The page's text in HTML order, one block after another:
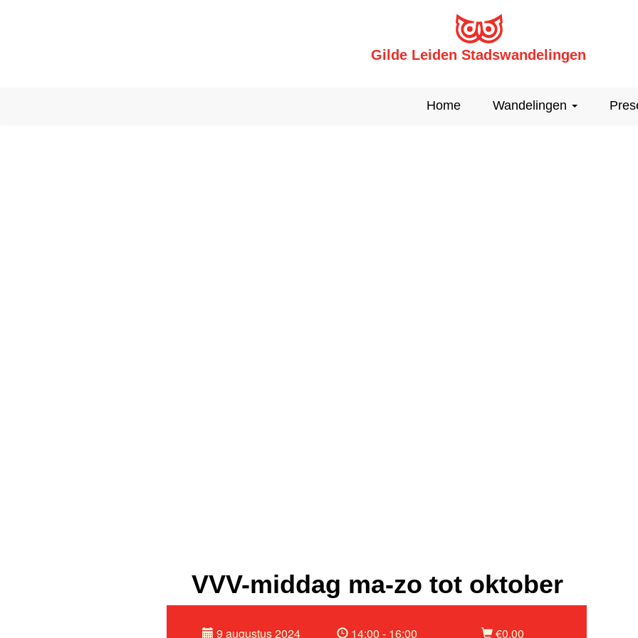
Gilde Leiden Stadswandelingen
Home Wandelingen
VVV-middag ma-zo tot oktober
9 augustus 2024 14:00 - 16:00 €0,00